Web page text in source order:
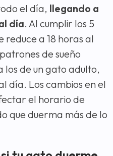
el día, llegando a
día. Al cumplir los 5
reduce a 18 horas al
de sueño
los de un gato adulto,
día. Los cambios en el
el horario de
que duerma más de lo